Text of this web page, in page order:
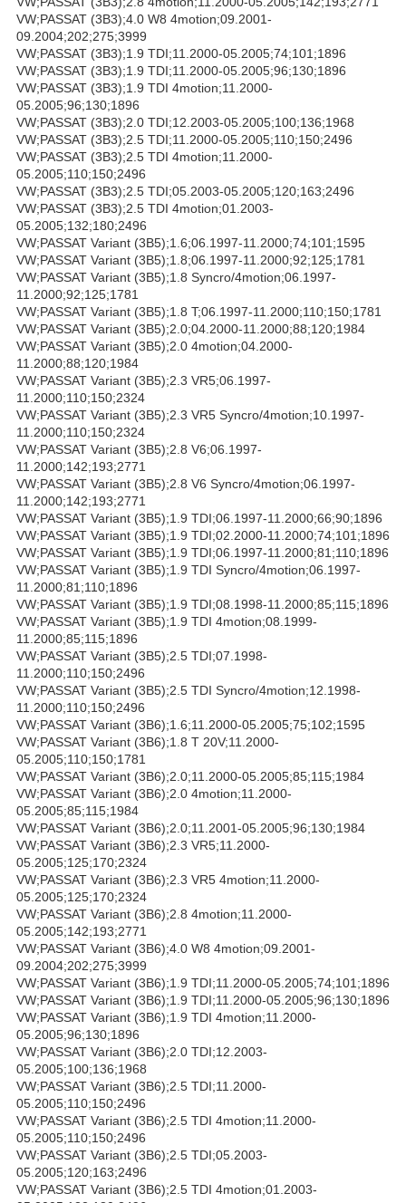
VW;PASSAT (3B3);4.0 W8 4motion;09.2001-
09.2004;202;275;3999
VW;PASSAT (3B3);1.9 TDI;11.2000-05.2005;74;101;1896
VW;PASSAT (3B3);1.9 TDI;11.2000-05.2005;96;130;1896
VW;PASSAT (3B3);1.9 TDI 4motion;11.2000-
05.2005;96;130;1896
VW;PASSAT (3B3);2.0 TDI;12.2003-05.2005;100;136;1968
VW;PASSAT (3B3);2.5 TDI;11.2000-05.2005;110;150;2496
VW;PASSAT (3B3);2.5 TDI 4motion;11.2000-
05.2005;110;150;2496
VW;PASSAT (3B3);2.5 TDI;05.2003-05.2005;120;163;2496
VW;PASSAT (3B3);2.5 TDI 4motion;01.2003-
05.2005;132;180;2496
VW;PASSAT Variant (3B5);1.6;06.1997-11.2000;74;101;1595
VW;PASSAT Variant (3B5);1.8;06.1997-11.2000;92;125;1781
VW;PASSAT Variant (3B5);1.8 Syncro/4motion;06.1997-
11.2000;92;125;1781
VW;PASSAT Variant (3B5);1.8 T;06.1997-11.2000;110;150;1781
VW;PASSAT Variant (3B5);2.0;04.2000-11.2000;88;120;1984
VW;PASSAT Variant (3B5);2.0 4motion;04.2000-
11.2000;88;120;1984
VW;PASSAT Variant (3B5);2.3 VR5;06.1997-
11.2000;110;150;2324
VW;PASSAT Variant (3B5);2.3 VR5 Syncro/4motion;10.1997-
11.2000;110;150;2324
VW;PASSAT Variant (3B5);2.8 V6;06.1997-
11.2000;142;193;2771
VW;PASSAT Variant (3B5);2.8 V6 Syncro/4motion;06.1997-
11.2000;142;193;2771
VW;PASSAT Variant (3B5);1.9 TDI;06.1997-11.2000;66;90;1896
VW;PASSAT Variant (3B5);1.9 TDI;02.2000-11.2000;74;101;1896
VW;PASSAT Variant (3B5);1.9 TDI;06.1997-11.2000;81;110;1896
VW;PASSAT Variant (3B5);1.9 TDI Syncro/4motion;06.1997-
11.2000;81;110;1896
VW;PASSAT Variant (3B5);1.9 TDI;08.1998-11.2000;85;115;1896
VW;PASSAT Variant (3B5);1.9 TDI 4motion;08.1999-
11.2000;85;115;1896
VW;PASSAT Variant (3B5);2.5 TDI;07.1998-
11.2000;110;150;2496
VW;PASSAT Variant (3B5);2.5 TDI Syncro/4motion;12.1998-
11.2000;110;150;2496
VW;PASSAT Variant (3B6);1.6;11.2000-05.2005;75;102;1595
VW;PASSAT Variant (3B6);1.8 T 20V;11.2000-
05.2005;110;150;1781
VW;PASSAT Variant (3B6);2.0;11.2000-05.2005;85;115;1984
VW;PASSAT Variant (3B6);2.0 4motion;11.2000-
05.2005;85;115;1984
VW;PASSAT Variant (3B6);2.0;11.2001-05.2005;96;130;1984
VW;PASSAT Variant (3B6);2.3 VR5;11.2000-
05.2005;125;170;2324
VW;PASSAT Variant (3B6);2.3 VR5 4motion;11.2000-
05.2005;125;170;2324
VW;PASSAT Variant (3B6);2.8 4motion;11.2000-
05.2005;142;193;2771
VW;PASSAT Variant (3B6);4.0 W8 4motion;09.2001-
09.2004;202;275;3999
VW;PASSAT Variant (3B6);1.9 TDI;11.2000-05.2005;74;101;1896
VW;PASSAT Variant (3B6);1.9 TDI;11.2000-05.2005;96;130;1896
VW;PASSAT Variant (3B6);1.9 TDI 4motion;11.2000-
05.2005;96;130;1896
VW;PASSAT Variant (3B6);2.0 TDI;12.2003-
05.2005;100;136;1968
VW;PASSAT Variant (3B6);2.5 TDI;11.2000-
05.2005;110;150;2496
VW;PASSAT Variant (3B6);2.5 TDI 4motion;11.2000-
05.2005;110;150;2496
VW;PASSAT Variant (3B6);2.5 TDI;05.2003-
05.2005;120;163;2496
VW;PASSAT Variant (3B6);2.5 TDI 4motion;01.2003-